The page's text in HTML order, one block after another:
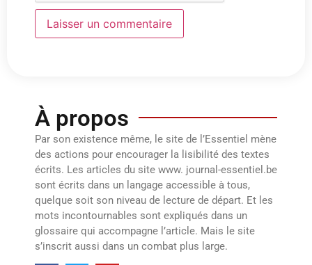
À propos
Par son existence même, le site de l’Essentiel mène
des actions pour encourager la lisibilité des textes
écrits. Les articles du site www. journal-essentiel.be
sont écrits dans un langage accessible à tous,
quelque soit son niveau de lecture de départ. Et les
mots incontournables sont expliqués dans un
glossaire qui accompagne l’article. Mais le site
s’inscrit aussi dans un combat plus large.